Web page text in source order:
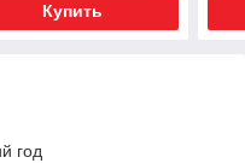
Купить
год